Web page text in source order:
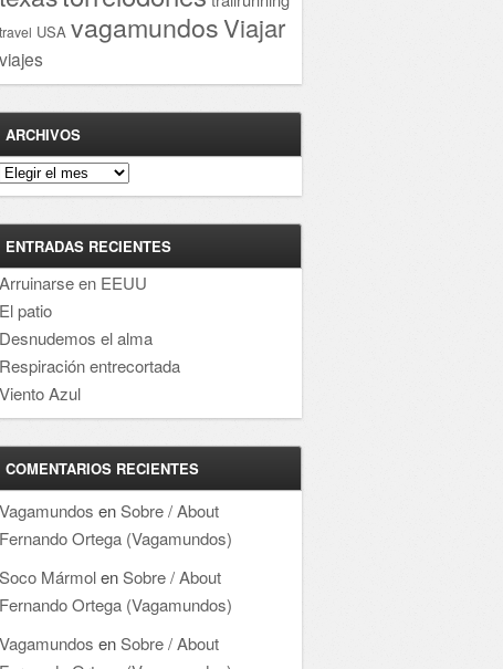
travel USA vagamundosViajar
viajes
ARCHIVOS
Archivos
ENTRADAS RECIENTES
Arruinarse en EEUU
El patio
Desnudemos el alma
Respiración entrecortada
Viento Azul
COMENTARIOS RECIENTES
Vagamundos enSobre / About
Fernando Ortega (Vagamundos)
Soco MármolenSobre / About
Fernando Ortega (Vagamundos)
Vagamundos enSobre / About